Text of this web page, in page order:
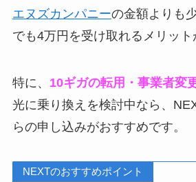
エヌズカンパニーの金額よりも
でも4万円を受け取れるメリット
特に、 10ギガの転用・事業者変
光に乗り換えを検討中なら、
らの申し込みがおすすめです。
NEXTのおすすめポイント